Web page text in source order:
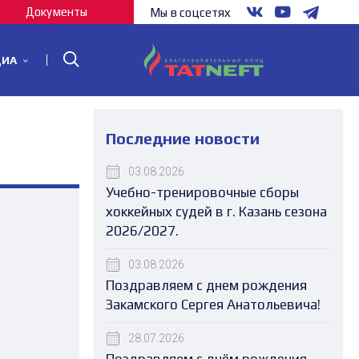
Документы Мы в соцсетях
Последние новости
03.08.2026
Учебно-тренировочные сборы
хоккейных судей в г. Казань сезона
2026/2027.
03.08.2026
Поздравляем с днем рождения
Закамского Сергея Анатольевича!
28.07.2026